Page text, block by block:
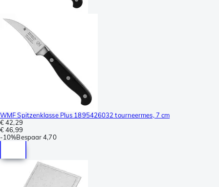
WMF Spitzenklasse Plus 1895426032 tourneermes, 7 cm
€ 42,29
€ 46,99
-10%Bespaar 4,70